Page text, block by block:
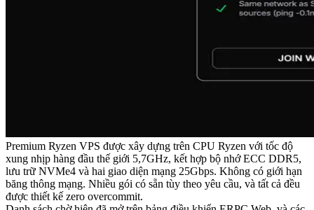
Premium Ryzen VPS được xây dựng trên CPU Ryzen với tốc độ
xung nhịp hàng đầu thế giới 5,7GHz, kết hợp bộ nhớ ECC DDR5,
lưu trữ NVMe4 và hai giao diện mạng 25Gbps. Không có giới hạn
băng thông mạng. Nhiều gói có sẵn tùy theo yêu cầu, và tất cả đều
được thiết kế zero overcommit.